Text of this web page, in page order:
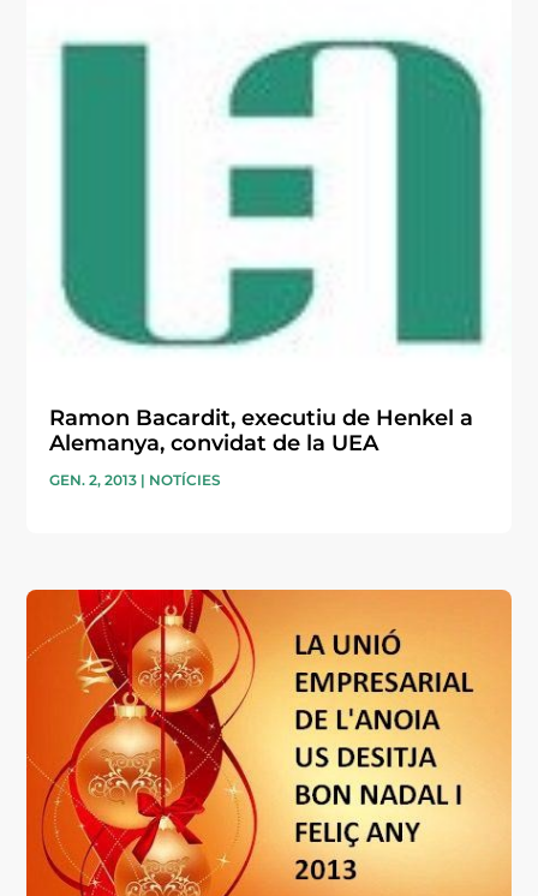
Ramon Bacardit, executiu de Henkel a
Alemanya, convidat de la UEA
GEN. 2, 2013 | NOTÍCIES